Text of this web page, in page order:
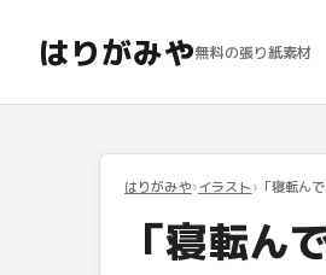
はりがみや無料の張り紙素材
はりがみや イラスト 「寝転ん
「寝転ん